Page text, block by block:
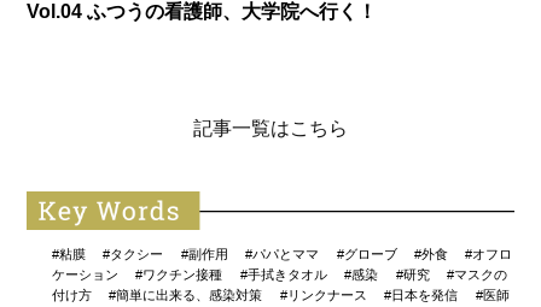
Vol.04 ふつうの看護師、大学院へ行く！
記事一覧はこちら
#粘膜 #タクシー #副作用 #パパとママ #グローブ #外食
#オフロ
ケーション
#ワクチン接種 #手拭きタオル #感染 #研究
#マスクの
付け方
#簡単に出来る、感染対策 #リンクナース #日本を発信
#医師